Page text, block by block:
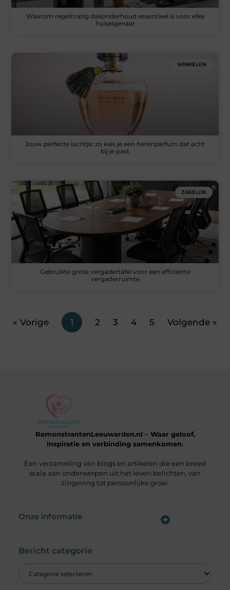
Waarom regelmatig dakonderhoud essentieel is voor elke
huiseigenaar
WINKELEN
Jouw perfecte luchtje: zo kies je een herenparfum dat echt
bij je past
ZAKELIJK
Gebruikte grote vergadertafel voor een efficiënte
vergaderruimte
« Vorige 1 2 3 4 5 Volgende »
RemonstrantenLeeuwarden.nl – Waar geloof,
inspiratie en verbinding samenkomen.
Een verzameling van blogs en artikelen die een breed
scala aan onderwerpen uit het leven belichten, van
zingeving tot persoonlijke groei.
Onze informatie
Bericht categorie